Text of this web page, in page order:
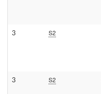
3 S2
3 S2